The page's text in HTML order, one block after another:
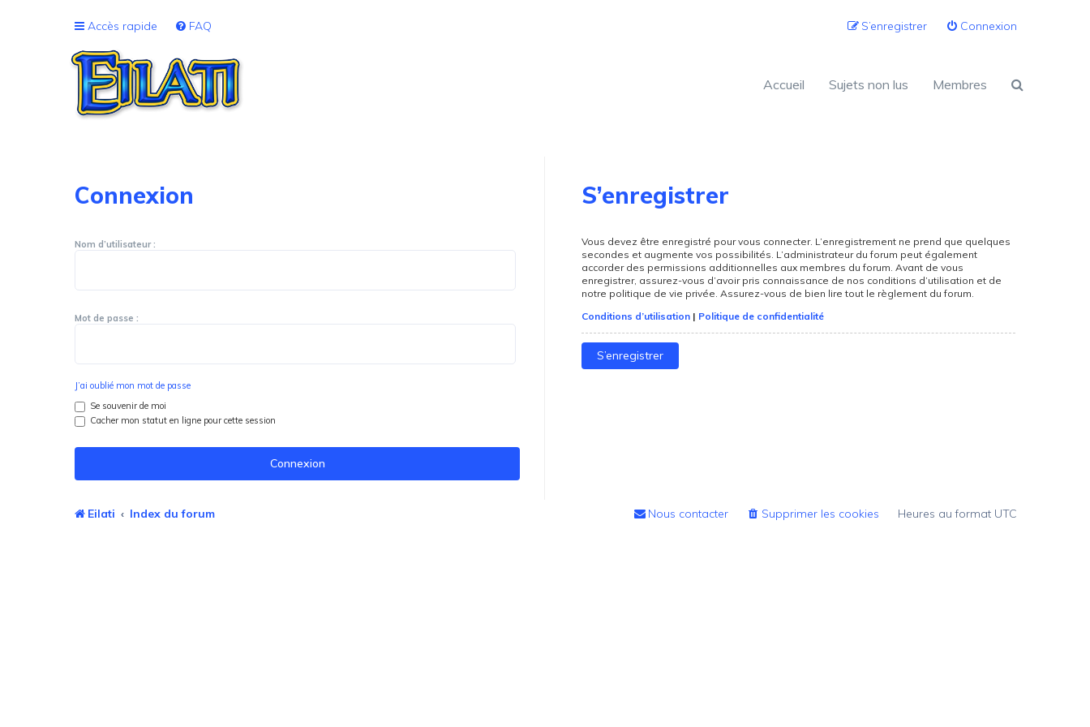
Accès rapide FAQ Connexion
S’enregistrer
Accueil Sujets non lus Membres
Connexion
Nom d’utilisateur :
Mot de passe :
J’ai oublié mon mot de passe
Se souvenir de moi
Cacher mon statut en ligne pour cette session
S’enregistrer
Vous devez être enregistré pour vous connecter. L’enregistrement ne prend que quelques
secondes et augmente vos possibilités. L’administrateur du forum peut également
accorder des permissions additionnelles aux membres du forum. Avant de vous
enregistrer, assurez-vous d’avoir pris connaissance de nos conditions d’utilisation et de
notre politique de vie privée. Assurez-vous de bien lire tout le règlement du forum.
Conditions d’utilisation | Politique de confidentialité
S’enregistrer
Eilati Index du forum Heures au format UTC
Supprimer les cookies
Nous contacter